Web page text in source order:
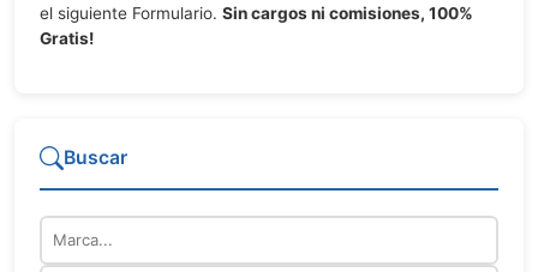
el siguiente Formulario. Sin cargos ni comisiones, 100%
Gratis!
Buscar
Marca